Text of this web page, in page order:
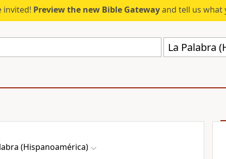
invited! Preview the new Bible Gatewayand tell us what
La Palabra
(Hispanoamérica)